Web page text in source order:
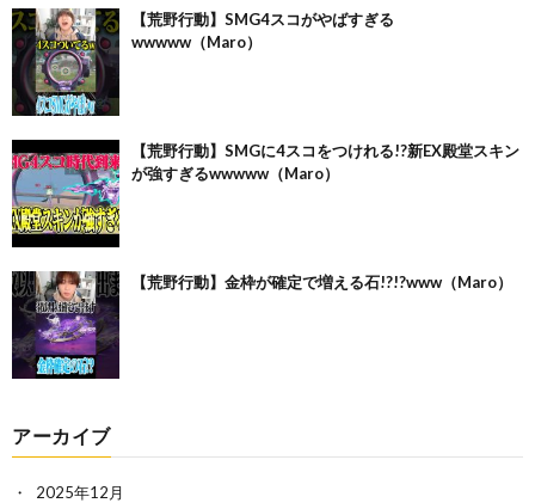
【荒野行動】SMG4スコがやばすぎる
wwwww（Maro）
【荒野行動】SMGに4スコをつけれる!?新EX殿堂スキン
が強すぎるwwwww（Maro）
【荒野行動】金枠が確定で増える石!?!?www（Maro）
アーカイブ
2025年12月